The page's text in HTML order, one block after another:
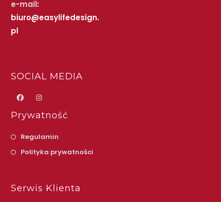
e-mail:
biuro@easylifedesign.
pl
SOCIAL MEDIA
Prywatność
Regulamin
Polityka prywatności
Serwis Klienta